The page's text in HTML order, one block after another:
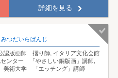
詳細を見る
みつだいらばんじ
認版画師 摺り師, イタリア文化会館
ンター 「やさしい銅版画」講師,
美術大学 「エッチング」講師